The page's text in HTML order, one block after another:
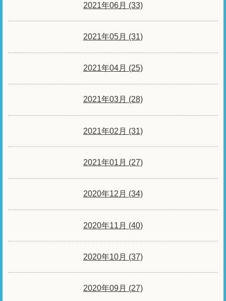
2021年06月 (33)
2021年05月 (31)
2021年04月 (25)
2021年03月 (28)
2021年02月 (31)
2021年01月 (27)
2020年12月 (34)
2020年11月 (40)
2020年10月 (37)
2020年09月 (27)